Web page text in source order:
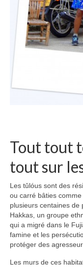
Tout tout
tout sur
Les tǔlóus sont des
ou carré bâties
plusieurs centaines de
Hakkas, un groupe
qui a migré dans le
famine et les
protéger des
Les murs de ces